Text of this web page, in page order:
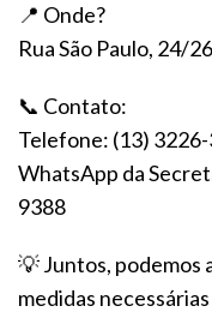
📍 Onde?
Rua São Paulo, 24/
📞 Contato:
Telefone: (13)
WhatsApp da
9388
💡 Juntos, podemos
medidas